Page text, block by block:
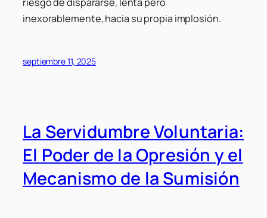
inexorablemente, hacia su propia implosión.
septiembre 11, 2025
La Servidumbre Voluntaria:
El Poder de la Opresión y el
Mecanismo de la Sumisión